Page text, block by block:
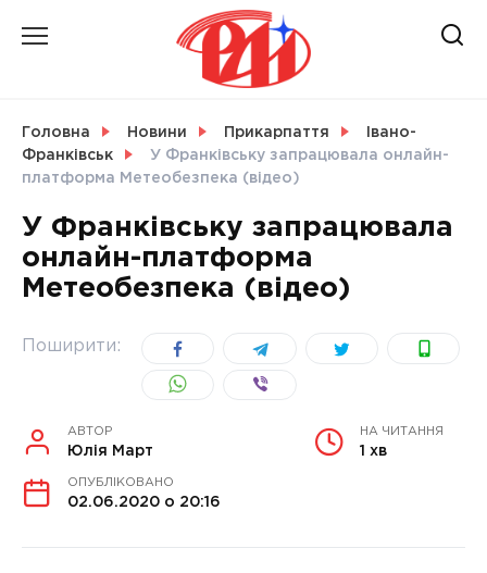
СВІТ
УКРАЇНА
Головна Новини Прикарпаття
Івано-
Франківськ
У Франківську запрацювала онлайн-
платформа Метеобезпека (відео)
У Франківську запрацювала
онлайн-платформа
Метеобезпека (відео)
Поширити:
АВТОР
Юлія Март
НА ЧИТАННЯ
1 хв
ОПУБЛІКОВАНО
02.06.2020 о 20:16